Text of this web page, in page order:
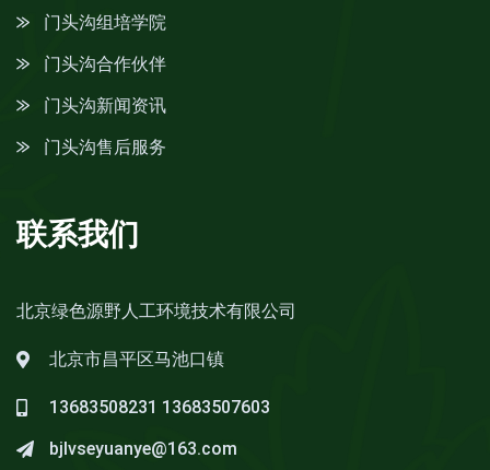
门头沟组培学院
门头沟合作伙伴
门头沟新闻资讯
门头沟售后服务
联系我们
北京绿色源野人工环境技术有限公司
北京市昌平区马池口镇
13683508231 13683507603
bjlvseyuanye@163.com